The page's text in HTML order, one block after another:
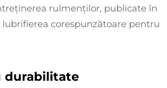
rulmenților, publicate în
corespunzătoare pentru
durabilitate